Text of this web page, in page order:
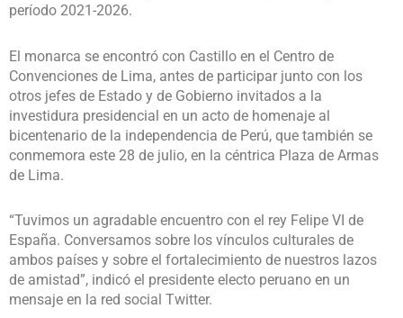
período 2021-2026.
El monarca se encontró con Castillo en el Centro de
Convenciones de Lima, antes de participar junto con los
otros jefes de Estado y de Gobierno invitados a la
investidura presidencial en un acto de homenaje al
bicentenario de la independencia de Perú, que también se
conmemora este 28 de julio, en la céntrica Plaza de Armas
de Lima.
“Tuvimos un agradable encuentro con el rey Felipe VI de
España. Conversamos sobre los vínculos culturales de
ambos países y sobre el fortalecimiento de nuestros lazos
de amistad”, indicó el presidente electo peruano en un
mensaje en la red social Twitter.